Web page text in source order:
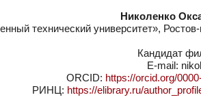
Николенко
технический университет»,
Кандидат
E-mail:
ORCID: https://orcid.org/
РИНЦ: https://elibrary.ru/